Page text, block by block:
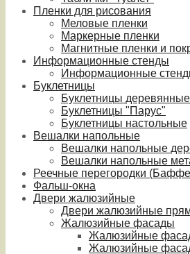
Пленки для рисования
Меловые пленки
Маркерные пленки
Магнитные пленки и
Информационные стенды
Информационные
Буклетницы
Буклетницы деревянные
Буклетницы "Парус"
Буклетницы настольные
Вешалки напольные
Вешалки напольные
Вешалки напольные
Реечные перегородки
Фальш-окна
Двери жалюзийные
Двери жалюзийные
Жалюзийные фасады
Жалюзийные
Жалюзийные